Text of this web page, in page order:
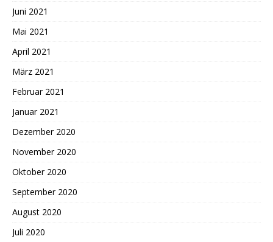
Juni 2021
Mai 2021
April 2021
März 2021
Februar 2021
Januar 2021
Dezember 2020
November 2020
Oktober 2020
September 2020
August 2020
Juli 2020